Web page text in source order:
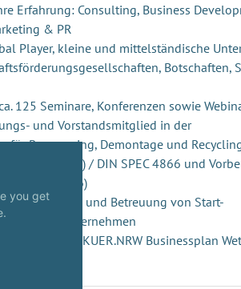
Erfahrung: Consulting, Business
& PR
Player, kleine und mittelständische
Botschaften,
125 Seminare, Konferenzen sowie
und Vorstandsmitglied in der
für Repowering, Demontage und
(RDRWind e.V.) / DIN SPEC 4866 und
2026)
Beratung und Betreuung von Start-
und Unternehmen
seit 2020 im KUER.NRW Businessplan
you get